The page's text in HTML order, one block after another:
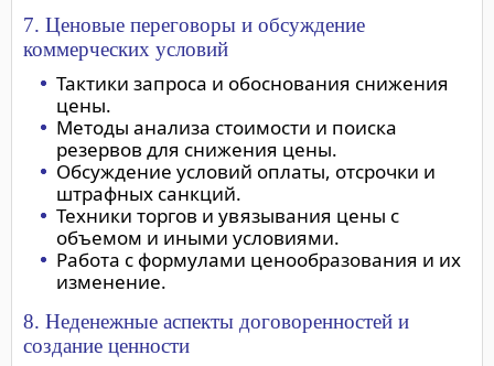
7. Ценовые переговоры и обсуждение
коммерческих условий
Тактики запроса и обоснования снижения
цены.
Методы анализа стоимости и поиска
резервов для снижения цены.
Обсуждение условий оплаты, отсрочки и
штрафных санкций.
Техники торгов и увязывания цены с
объемом и иными условиями.
Работа с формулами ценообразования и их
изменение.
8. Неденежные аспекты договоренностей и
создание ценности